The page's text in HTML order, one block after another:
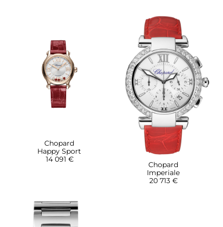
Chopard
Happy Sport
14 091 €
Chopard
Imperiale
20 713 €